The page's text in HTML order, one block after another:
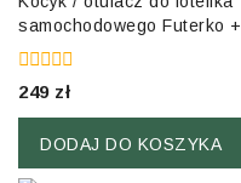
samochodowego Futerko +
muślin kremowy
0
of
249 zł
DODAJ DO KOSZYKA